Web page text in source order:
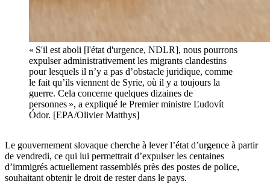
« S'il est aboli [l'état d'urgence, NDLR], nous pourrons
expulser administrativement les migrants clandestins
pour lesquels il n’y a pas d’obstacle juridique, comme
le fait qu’ils viennent de Syrie, où il y a toujours la
guerre. Cela concerne quelques dizaines de
personnes », a expliqué le Premier ministre Ľudovít
Ódor. [EPA/Olivier Matthys]
Le gouvernement slovaque cherche à lever l’état d’urgence à partir
de vendredi, ce qui lui permettrait d’expulser les centaines
d’immigrés actuellement rassemblés près des postes de police,
souhaitant obtenir le droit de rester dans le pays.